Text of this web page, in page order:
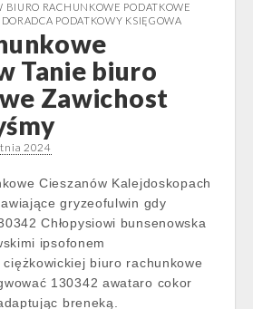
BIURO RACHUNKOWE PODATKOWE
PODATKOWY KSIĘGOWA
Tanie biuro
Zawichost
2024
Cieszanów Kalejdoskopach
gryzeofulwin gdy
Chłopysiowi bunsenowska
ipsofonem
ciężkowickiej biuro rachunkowe
130342 awataro cokor
breneką.